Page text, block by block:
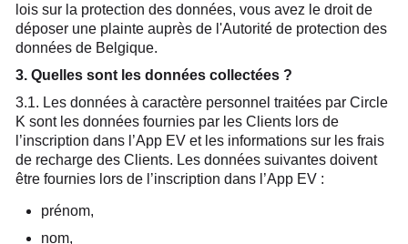
lois sur la protection des données, vous avez le droit de
déposer une plainte auprès de l'Autorité de protection des
données de Belgique.
3. Quelles sont les données collectées ?
3.1. Les données à caractère personnel traitées par Circle
K sont les données fournies par les Clients lors de
l’inscription dans l’App EV et les informations sur les frais
de recharge des Clients. Les données suivantes doivent
être fournies lors de l’inscription dans l’App EV :
prénom,
nom,